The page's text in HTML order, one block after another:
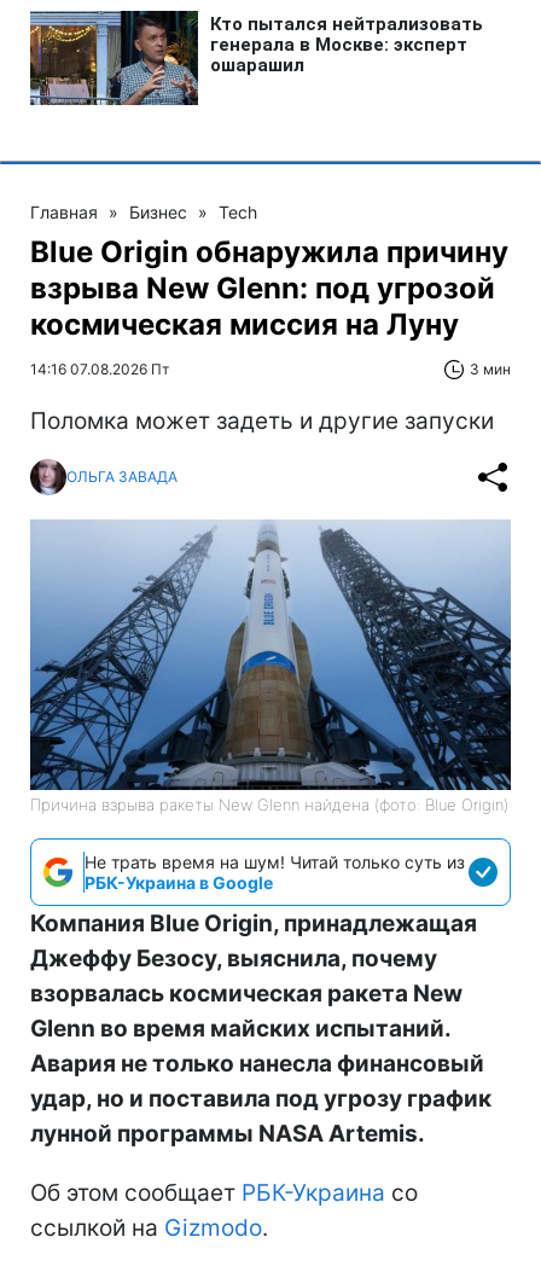
Главная » Бизнес » Tech
Blue Origin обнаружила причину
взрыва New Glenn: под угрозой
космическая миссия на Луну
14:16 07.08.2026 Пт 3 мин
Поломка может задеть и другие запуски
ОЛЬГА ЗАВАДА
Причина взрыва ракеты New Glenn найдена (фото: Blue Origin)
Не трать время на шум! Читай только суть из
РБК-Украина в Google
Компания Blue Origin, принадлежащая
Джеффу Безосу, выяснила, почему
взорвалась космическая ракета New
Glenn во время майских испытаний.
Авария не только нанесла финансовый
удар, но и поставила под угрозу график
лунной программы NASA Artemis.
Об этом сообщает РБК-Украина со
ссылкой на Gizmodo.